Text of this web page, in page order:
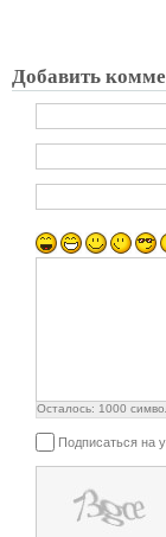
Добавить
Осталось: 1000
Подписаться на